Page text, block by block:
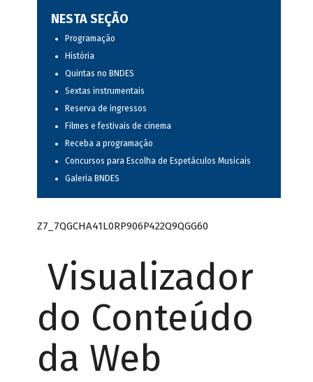
NESTA SEÇÃO
Programação
História
Quintas no BNDES
Sextas instrumentais
Reserva de ingressos
Filmes e festivais de cinema
Receba a programação
Concursos para Escolha de Espetáculos Musicais
Galeria BNDES
Z7_7QGCHA41L0RP906P422Q9QGG60
Visualizador
do Conteúdo
da Web